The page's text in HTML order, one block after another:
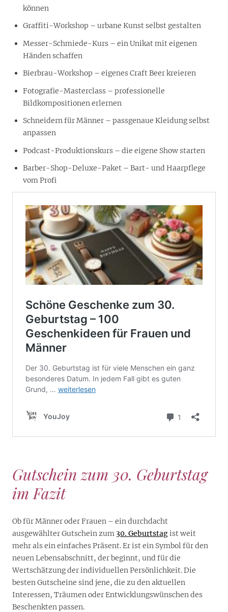
können
Graffiti-Workshop – urbane Kunst selbst gestalten
Messer-Schmiede-Kurs – ein Unikat mit eigenen
Händen schaffen
Bierbrau-Workshop – eigenes Craft Beer kreieren
Fotografie-Masterclass – professionelle
Bildkompositionen erlernen
Schneidern für Männer – passgenaue Kleidung selbst
anpassen
Podcast-Produktionskurs – die eigene Show starten
Barber-Shop-Deluxe-Paket – Bart- und Haarpflege
vom Profi
Gutschein zum 30. Geburtstag
im Fazit
Ob für Männer oder Frauen – ein durchdacht
ausgewählter Gutschein zum 30. Geburtstagist weit
mehr als ein einfaches Präsent. Er ist ein Symbol für den
neuen Lebensabschnitt, der beginnt, und für die
Wertschätzung der individuellen Persönlichkeit. Die
besten Gutscheine sind jene, die zu den aktuellen
Interessen, Träumen oder Entwicklungswünschen des
Beschenkten passen.